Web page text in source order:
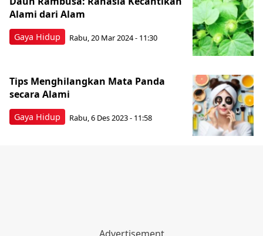
Gaya Hidup
Alami dari Alam
Rabu, 20 Mar 2024 - 11:30
Gaya Hidup
Tips Menghilangkan Mata Panda
secara Alami
Rabu, 6 Des 2023 - 11:58